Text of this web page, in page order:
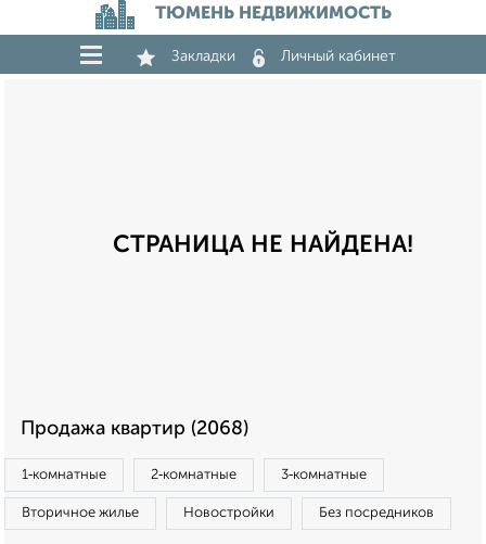
ТЮМЕНЬ НЕДВИЖИМОСТЬ
Закладки Личный кабинет
СТРАНИЦА НЕ НАЙДЕНА!
Продажа квартир (2068)
1‑комнатные 2‑комнатные 3‑комнатные
Вторичное жилье Новостройки Без посредников